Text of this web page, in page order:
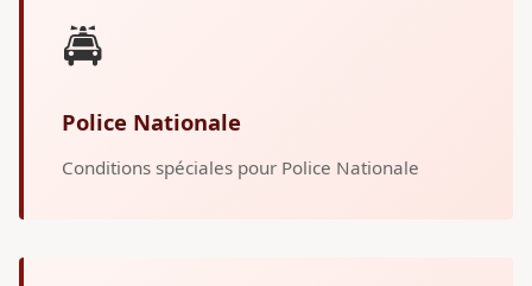
🚔
Police Nationale
Conditions spéciales pour Police Nationale